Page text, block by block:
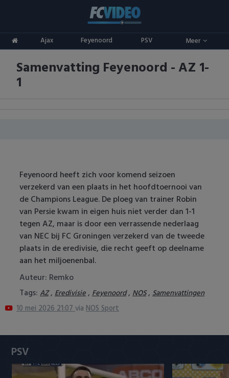
Ajax Feyenoord PSV Meer
ADO Den Haag
Ajax
FC Utrecht
Feyenoord
Heracles Almelo
NAC Breda
PEC Zwolle
PSV
Roda JC
SC Heerenveen
Competities
Eredivisie
Champions League
Europa League
Conference League
Oranje
Samenvatting Feyenoord - AZ 1-
1
Feyenoord heeft zich voor komend seizoen
verzekerd van een plaats in het hoofdtoernooi van
de Champions League. De ploeg van trainer Robin
van Persie kwam in eigen huis niet verder dan 1-1
tegen AZ, maar is door een verrassende nederlaag
van NEC bij FC Groningen verzekerd van de tweede
plaats in de eredivisie, die recht geeft op deelname
aan het miljoenenbal.
Auteur: Remko
Tags: AZ, Eredivisie, Feyenoord, NOS, Samenvattingen
10 mei 2026 21:07via NOS Sport
PSV